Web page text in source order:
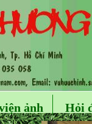
ảnh Hỏi